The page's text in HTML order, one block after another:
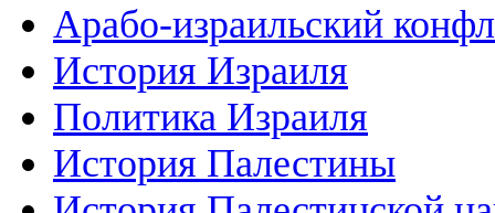
Арабо-израильский
История Израиля
Политика Израиля
История Палестины